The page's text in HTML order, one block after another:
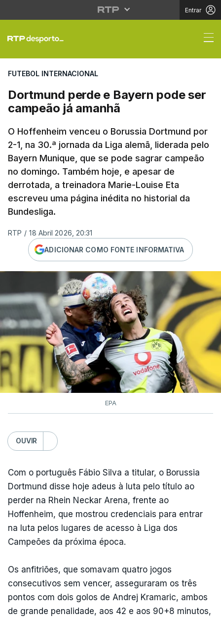
Entrar
Dortmund perde e
FUTEBOL INTERNACIONAL
Dortmund perde e Bayern pode ser
campeão já amanhã
O Hoffenheim venceu o Borussia Dortmund por
2-1, na 30.ª jornada da Liga alemã, liderada pelo
Bayern Munique, que se pode sagrar campeão
no domingo. Também hoje, e apesar de
derrotada, a treinadora Marie-Louise Eta
escreveu uma página inédita no historial da
Bundesliga.
RTP / 18 Abril 2026, 20:31
ADICIONAR COMO FONTE INFORMATIVA
EPA
OUVIR
Com o português Fábio Silva a titular, o Borussia
Dortmund disse hoje adeus à luta pelo título ao
perder na Rhein Neckar Arena, frente ao
Hoffenheim, que mostrou credenciais para entrar
na luta pelos lugares de acesso à Liga dos
Campeões da próxima época.
Os anfitriões, que somavam quatro jogos
consecutivos sem vencer, asseguraram os três
pontos com dois golos de Andrej Kramaric, ambos
de grande penalidade, aos 42 e aos 90+8 minutos,